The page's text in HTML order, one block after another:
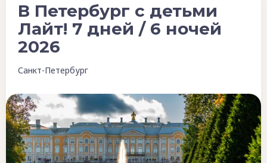
В Петербург с детьми
Лайт! 7 дней / 6 ночей
2026
Санкт-Петербург